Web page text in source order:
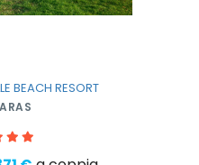
BEACH RESORT